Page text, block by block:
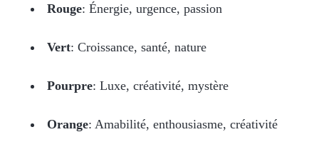
Rouge: Énergie, urgence, passion
Vert: Croissance, santé, nature
Pourpre: Luxe, créativité, mystère
Orange: Amabilité, enthousiasme, créativité